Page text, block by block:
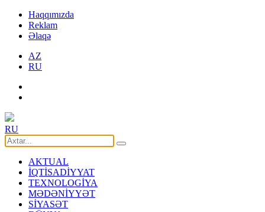
Haqqımızda
Reklam
Əlaqə
AZ
RU
RU
AKTUAL
İQTİSADİYYAT
TEXNOLOGİYA
MƏDƏNİYYƏT
SİYASƏT